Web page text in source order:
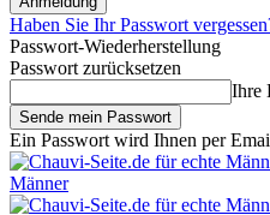
Haben Sie Ihr Passwort
Passwort-Wiederherstellung
Passwort zurücksetzen
Ihre
Ein Passwort wird Ihnen per
Männer